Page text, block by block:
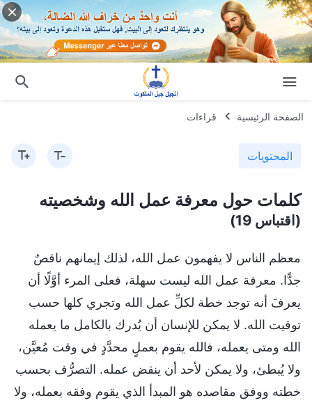
الصفحة الرئيسية قراءات
المحتويات
كلمات حول معرفة عمل الله وشخصيته
(اقتباس 19)
معظم الناس لا يفهمون عمل الله، لذلك إيمانهم ناقصٌ
جدًّا. معرفة عمل الله ليست سهلة، فعلى المرء أوَّلًا أن
يعرفَ أنه توجد خطة لكلِّ عمل الله وتجري كلها حسب
توقيت الله. لا يمكن للإنسان أن يُدرك بالكامل ما يعمله
الله ومتى يعمله، فالله يقوم بعملٍ محدَّدٍ في وقت مُعيَّن،
ولا يُبطئ، ولا يمكن لأحد أن ينقض عمله. التصرُّف بحسب
خطته ووفق مقاصده هو المبدأ الذي يقوم وفقه بعمله، ولا